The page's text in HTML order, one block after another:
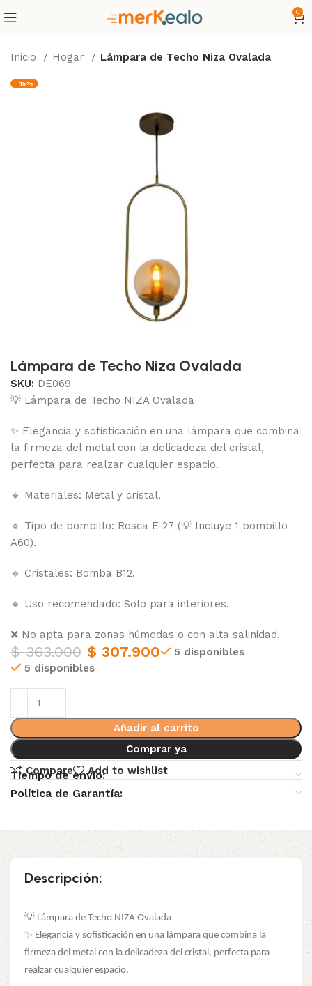
0
Inicio Hogar Lámpara de Techo Niza Ovalada
-15%
Lámpara de Techo Niza Ovalada
SKU: DE069
💡 Lámpara de Techo NIZA Ovalada
✨ Elegancia y sofisticación en una lámpara que combina
la firmeza del metal con la delicadeza del cristal,
perfecta para realzar cualquier espacio.
🔹 Materiales: Metal y cristal.
🔹 Tipo de bombillo: Rosca E-27 (💡 Incluye 1 bombillo
A60).
🔹 Cristales: Bomba B12.
🔹 Uso recomendado: Solo para interiores.
❌ No apta para zonas húmedas o con alta salinidad.
$363.000 $ 307.900
5 disponibles
5 disponibles
Añadir al carrito
Comprar ya
Compare
Add to wishlist
Tiempo de envio:
Política de Garantía:
Descripción:
💡 Lámpara de Techo NIZA Ovalada
✨ Elegancia y sofisticación en una lámpara que combina la
firmeza del metal con la delicadeza del cristal, perfecta para
realzar cualquier espacio.